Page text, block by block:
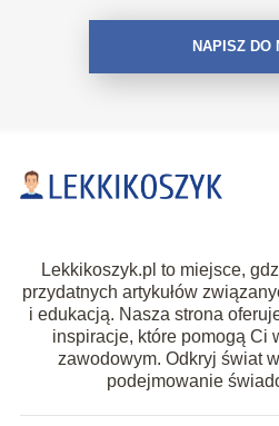
NAPISZ DO
Lekkikoszyk.pl to miejsce,
przydatnych artykułów
i edukacją. Nasza strona
inspiracje, które pomogą Ci
zawodowym. Odkryj świat
podejmowanie